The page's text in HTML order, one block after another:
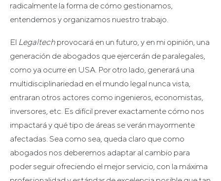
radicalmente la forma de cómo gestionamos,
entendemos y organizamos nuestro trabajo.
El Legaltech provocará en un futuro, y en mi opinión, una
generación de abogados que ejercerán de paralegales,
como ya ocurre en USA. Por otro lado, generará una
multidisciplinariedad en el mundo legal nunca vista,
entraran otros actores como ingenieros, economistas,
inversores, etc. Es difícil prever exactamente cómo nos
impactará y qué tipo de áreas se verán mayormente
afectadas. Sea como sea, queda claro que como
abogados nos deberemos adaptar al cambio para
poder seguir ofreciendo el mejor servicio, con la máxima